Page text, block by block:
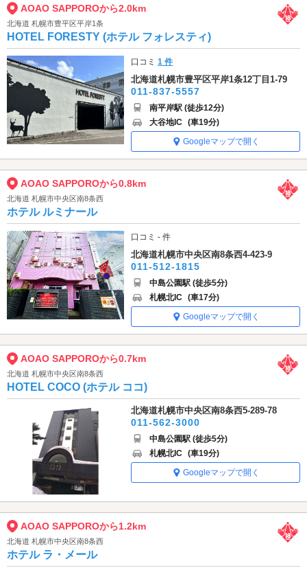
AOAO SAPPOROから2.0km
北海道 札幌市豊平区平岸1条
HOTEL FORESTY (ホテル フォレスティ)
口コミ1 件
北海道札幌市豊平区平岸1条12丁目1-79
011-837-5557
南平岸駅 (徒歩12分)
大谷地IC (車19分)
Googleマップで開く
AOAO SAPPOROから0.8km
北海道 札幌市中央区南8条西
ホテル ルミナール
口コミ - 件
北海道札幌市中央区南8条西4-423-9
011-512-1815
中島公園駅 (徒歩5分)
札幌北IC (車17分)
Googleマップで開く
AOAO SAPPOROから0.7km
北海道 札幌市中央区南8条西
HOTEL COCO (ホテル ココ)
北海道札幌市中央区南8条西5-289-78
011-562-3000
中島公園駅 (徒歩5分)
札幌北IC (車19分)
Googleマップで開く
AOAO SAPPOROから1.2km
北海道 札幌市中央区南8条西
ホテル ラ・メール